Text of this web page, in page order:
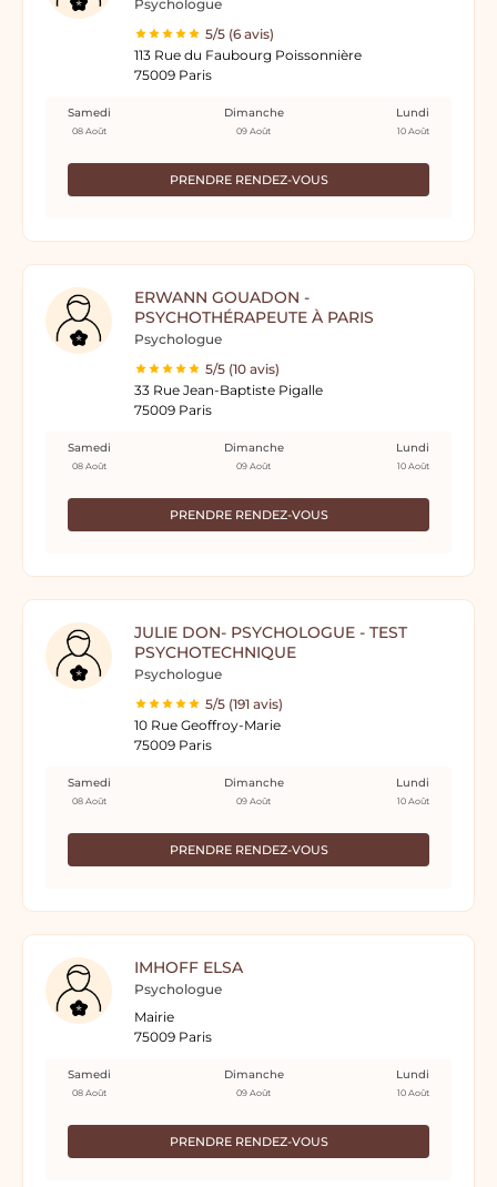
Psychologue
5/5 (6 avis)
113 Rue du Faubourg Poissonnière
75009 Paris
PRENDRE RENDEZ-VOUS
Samedi
08 Août
Dimanche
09 Août
Lundi
10 Août
ERWANN GOUADON -
PSYCHOTHÉRAPEUTE À PARIS
Psychologue
5/5 (10 avis)
33 Rue Jean-Baptiste Pigalle
75009 Paris
PRENDRE RENDEZ-VOUS
Samedi
08 Août
Dimanche
09 Août
Lundi
10 Août
JULIE DON- PSYCHOLOGUE - TEST
PSYCHOTECHNIQUE
Psychologue
5/5 (191 avis)
10 Rue Geoffroy-Marie
75009 Paris
PRENDRE RENDEZ-VOUS
Samedi
08 Août
Dimanche
09 Août
Lundi
10 Août
IMHOFF ELSA
Psychologue
Mairie
75009 Paris
PRENDRE RENDEZ-VOUS
Samedi
08 Août
Dimanche
09 Août
Lundi
10 Août